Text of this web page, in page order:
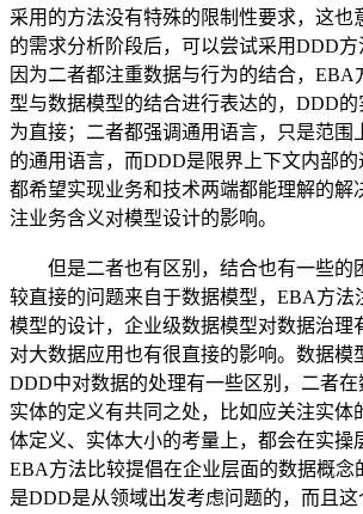
采用的方法没有特殊的限制性要求，这也
的需求分析阶段后，可以尝试采用DDD方
因为二者都注重数据与行为的结合，EBA
型与数据模型的结合进行表达的，DDD
为直接；二者都强调通用语言，只是范围
的通用语言，而DDD是限界上下文内部
都希望实现业务和技术两端都能理解的解
注业务含义对模型设计的影响。
但是二者也有区别，结合也有一些的
较直接的问题来自于数据模型，EBA方法
模型的设计，企业级数据模型对数据治理
对大数据应用也有很直接的影响。数据模
DDD中对数据的处理有一些区别，二者
实体的定义有共同之处，比如应关注实体
体定义、实体大小的考量上，都会在实操
EBA方法比较提倡在企业层面的数据概念
是DDD是从领域出发考虑问题的，而且